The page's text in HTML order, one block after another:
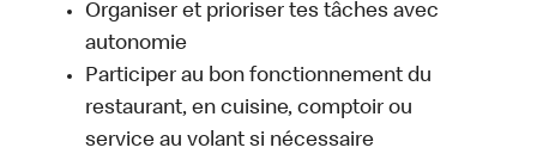
Organiser et prioriser tes tâches avec
autonomie
Participer au bon fonctionnement du
restaurant, en cuisine, comptoir ou
service au volant si nécessaire